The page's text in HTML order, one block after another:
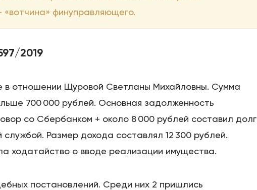
финуправляющего.
2019
в отношении Щуровой Светланы Михайловны. Сумма
700 000 рублей. Основная задолженность
со Сбербанком + около 8 000 рублей составил долг
Размер дохода составлял 12 300 рублей.
ходатайство о вводе реализации имущества.
постановлений. Среди них 2 пришлись